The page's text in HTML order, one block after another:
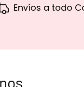
Envíos a todo